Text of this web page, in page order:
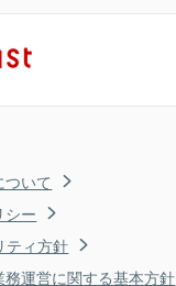
いて
シー
ティ方針
運営に関する基本方針